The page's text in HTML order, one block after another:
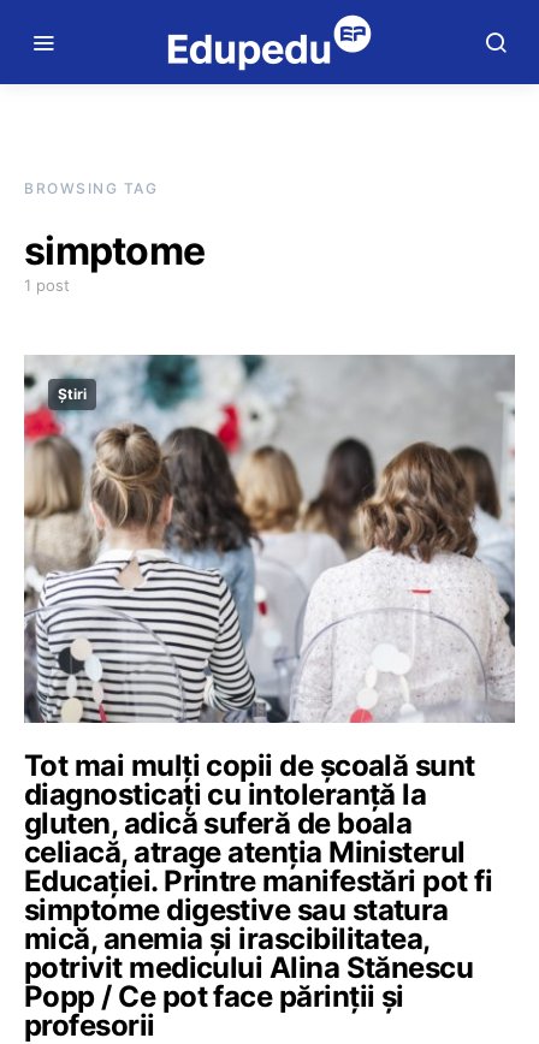
BROWSING TAG
simptome
1 post
Știri
Tot mai mulți copii de școală sunt
diagnosticați cu intoleranță la
gluten, adică suferă de boala
celiacă, atrage atenția Ministerul
Educației. Printre manifestări pot fi
simptome digestive sau statura
mică, anemia și irascibilitatea,
potrivit medicului Alina Stănescu
Popp / Ce pot face părinții și
profesorii